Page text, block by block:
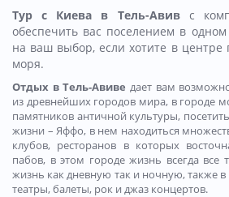
Тур с Киева в Тель-Авив с
обеспечить вас поселением в
на ваш выбор, если хотите в центре
моря.
Отдых в Тель-Авиве дает вам
из древнейших городов мира, в городе
памятников античной культуры,
жизни – Яффо, в нем находиться
клубов, ресторанов в которых
пабов, в этом городе жизнь всегда все
жизнь как дневную так и ночную, также
театры, балеты, рок и джаз концертов.